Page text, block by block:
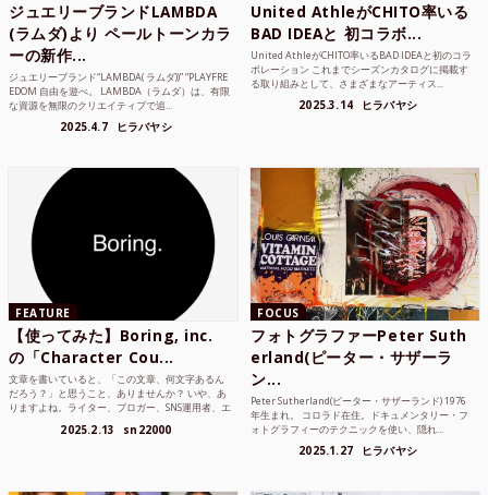
ジュエリーブランドLAMBDA
(ラムダ)より ペールトーンカラ
ーの新作...
ジュエリーブランド“LAMBDA( ラムダ))” “PLAYFRE
EDOM 自由を遊べ。 LAMBDA（ラムダ）は、有限
な資源を無限のクリエイティブで追...
2025.4.7 ヒラバヤシ
United AthleがCHITO率いる
BAD IDEAと 初コラボ...
United AthleがCHITO率いるBAD IDEAと初のコラ
ボレーション これまでシーズンカタログに掲載す
る取り組みとして、さまざまなアーティス...
2025.3.14 ヒラバヤシ
FEATURE
【使ってみた】Boring, inc.
の「Character Cou...
文章を書いていると、「この文章、何文字あるん
だろう？」と思うこと、ありませんか？ いや、あ
りますよね。ライター、ブロガー、SNS運用者、エ
2025.2.13 sn22000
FOCUS
フォトグラファーPeter Suth
erland(ピーター・サザーラ
ン...
Peter Sutherland(ピーター・サザーランド) 1976
年生まれ。 コロラド在住。ドキュメンタリー・フ
ォトグラフィーのテクニックを使い、隠れ...
2025.1.27 ヒラバヤシ